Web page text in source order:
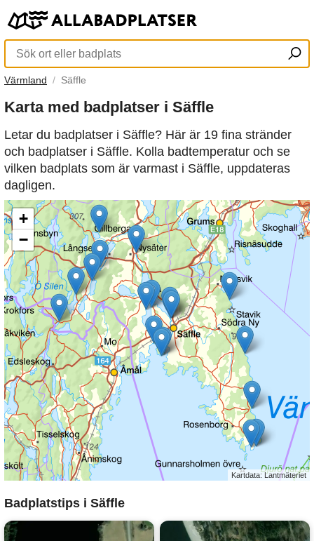
Värmland Säffle
Karta med badplatser i Säffle
Letar du badplatser i Säffle? Här är 19 fina stränder
och badplatser i Säffle. Kolla badtemperatur och se
vilken badplats som är varmast i Säffle, uppdateras
dagligen.
+
−
Kartdata: Lantmäteriet
Badplatstips i Säffle